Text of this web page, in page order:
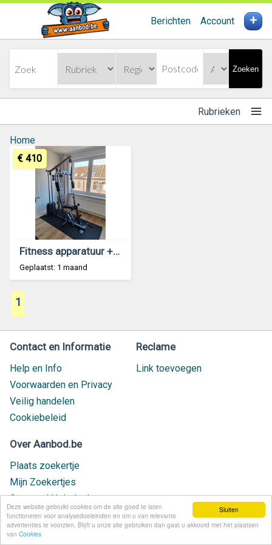
Sluiten
Deze website gebruikt cookies om de site goed te laten
functioneren voor analysedoeleinden en om u van relevante
advertenties te voorzien. Blijft u onze site gebruiken dan gaat u akkoord met het plaatsen
van Cookies
Berichten Account +
Zoeken
Rubrieken
Home
Fitness apparatuur + vloerbeschermmatten
Geplaatst: 1 maand
€ 410
1
Contact en Informatie
Help en Info
Voorwaarden en Privacy
Veilig handelen
Cookiebeleid
Reclame
Link toevoegen
Over Aanbod.be
Plaats zoekertje
Mijn Zoekertjes
Contact / Helpdesk
Nieuw geplaatst